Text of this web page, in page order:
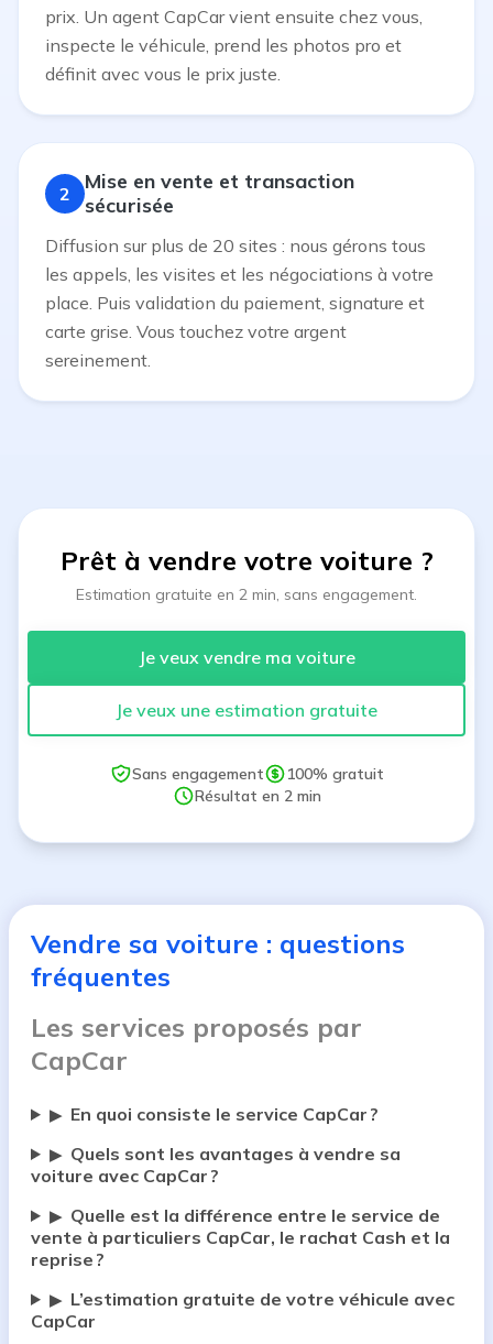
prix. Un agent CapCar vient ensuite chez vous,
inspecte le véhicule, prend les photos pro et
définit avec vous le prix juste.
2
Mise en vente et transaction
sécurisée
Diffusion sur plus de 20 sites : nous gérons tous
les appels, les visites et les négociations à votre
place. Puis validation du paiement, signature et
carte grise. Vous touchez votre argent
sereinement.
Prêt à vendre votre voiture ?
Estimation gratuite en 2 min, sans engagement.
Je veux vendre ma voiture
Je veux une estimation gratuite
Sans engagement
100% gratuit
Résultat en 2 min
Vendre sa voiture : questions
fréquentes
Les services proposés par
CapCar
▶ En quoi consiste le service CapCar ?
▶ Quels sont les avantages à vendre sa
voiture avec CapCar ?
▶ Quelle est la différence entre le service de
vente à particuliers CapCar, le rachat Cash et la
reprise ?
▶ L’estimation gratuite de votre véhicule avec
CapCar